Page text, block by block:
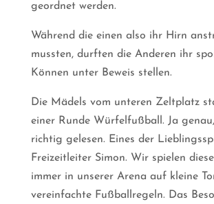
geordnet werden.
Während die einen also ihr Hirn
mussten, durften die Anderen ihr
Können unter Beweis stellen.
Die Mädels vom unteren Zeltplatz
einer Runde Würfelfußball. Ja
richtig gelesen. Eines der
Freizeitleiter Simon. Wir spielen
immer in unserer Arena auf kleine
vereinfachte Fußballregeln. Das